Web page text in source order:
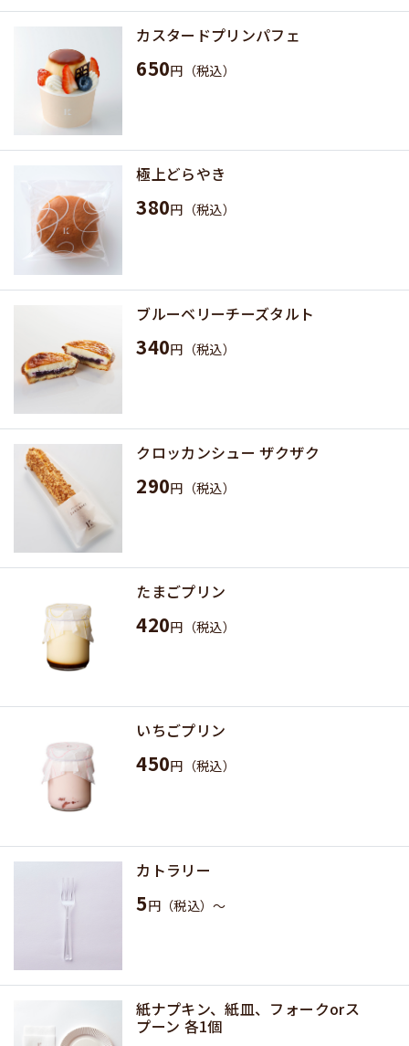
カスタードプリンパフェ
650円（税込）
極上どらやき
380円（税込）
ブルーベリーチーズタルト
340円（税込）
クロッカンシュー ザクザク
290円（税込）
たまごプリン
420円（税込）
いちごプリン
450円（税込）
カトラリー
5円（税込）～
紙ナプキン、紙皿、フォークorス
プーン 各1個